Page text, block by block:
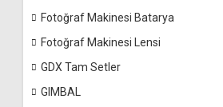
Fotoğraf Makinesi Batarya
Fotoğraf Makinesi Lensi
GDX Tam Setler
GIMBAL